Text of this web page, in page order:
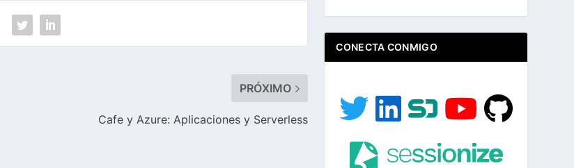
PRÓXIMO
Cafe y Azure: Aplicaciones y Serverless
CONECTA CONMIGO